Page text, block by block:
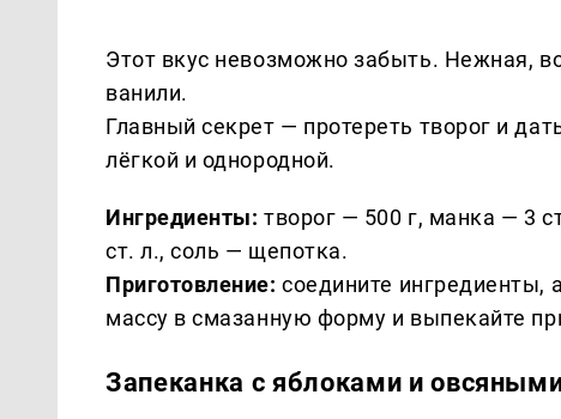
Этот вкус невозможно забыть. Нежная,
ванили.
Главный секрет — протереть творог и
лёгкой и однородной.
Ингредиенты: творог — 500 г, манка — 3
ст. л., соль — щепотка.
Приготовление: соедините ингредиенты,
массу в смазанную форму и выпекайте
Запеканка с яблоками и